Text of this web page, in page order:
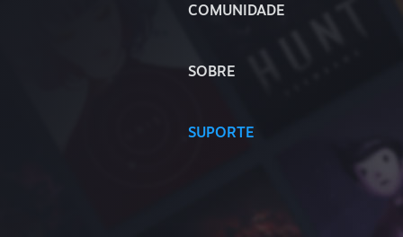
COMUNIDADE
SOBRE
SUPORTE